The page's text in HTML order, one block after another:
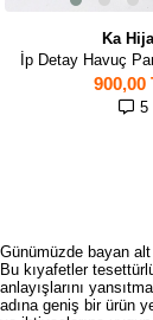
Ka
İp Detay Havuç
5
900,00
Günümüzde bayan
Bu kıyafetler
anlayışlarını
adına geniş bir ürün